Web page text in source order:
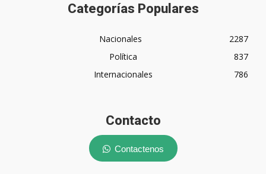
Categorías Populares
Nacionales
2287
Política
837
Internacionales
786
Contacto
Contactenos